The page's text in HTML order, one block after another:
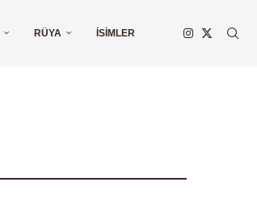
RÜYA İSIMLER